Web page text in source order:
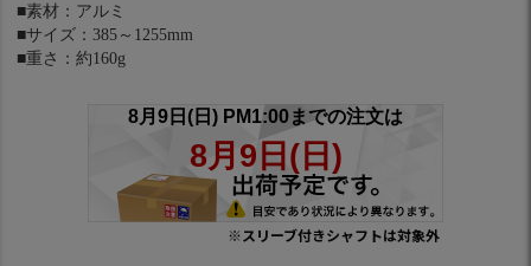
■素材：アルミ
■サイズ：385～1255mm
■重さ：約160g
※スリーブ付きシャフトは対象外